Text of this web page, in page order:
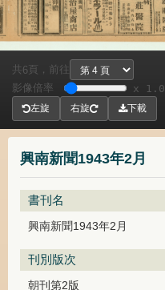
興南新聞1943年2月
書刊名
興南新聞1943年2月
刊別版次
朝刊第2版
共 6頁， 前往
影像倍率
x 1.0
左旋 右旋 下載